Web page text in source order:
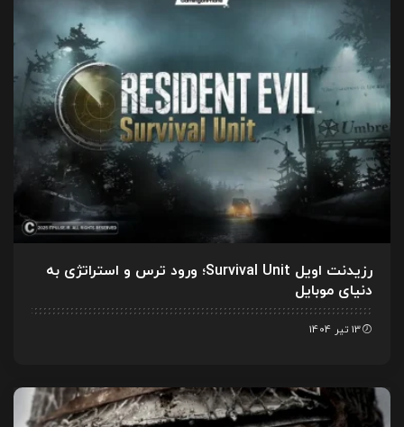
رزیدنت اویل Survival Unit؛ ورود ترس و استراتژی به
دنیای موبایل
13 تیر 1404